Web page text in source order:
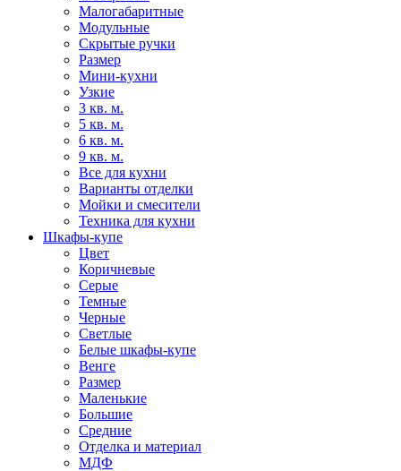
Малогабаритные
Модульные
Скрытые ручки
Размер
Мини-кухни
Узкие
3 кв. м.
5 кв. м.
6 кв. м.
9 кв. м.
Все для кухни
Варианты отделки
Мойки и смесители
Техника для кухни
Шкафы-купе
Цвет
Коричневые
Серые
Темные
Черные
Светлые
Белые шкафы-купе
Венге
Размер
Маленькие
Большие
Средние
Отделка и материал
МДФ